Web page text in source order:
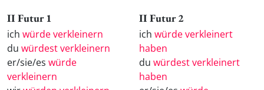
II Futur 1
ich würde verkleinern
du würdest verkleinern
er/sie/es würde
verkleinern
II Futur 2
ich würde verkleinert
haben
du würdest verkleinert
haben